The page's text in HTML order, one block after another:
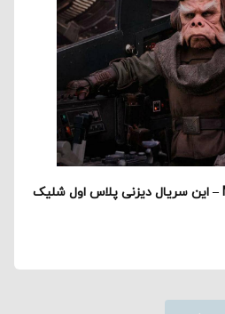
نقد ماندالورین Mandalorian – این سریال دیزنی پلاس اول شلیک